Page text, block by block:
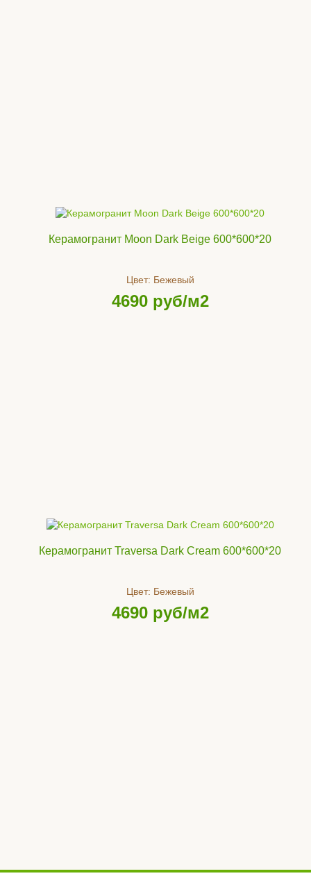
Керамогранит Moon Dark Beige 600*600*20
Цвет: Бежевый
4690 руб/м2
Керамогранит Traversa Dark Cream 600*600*20
Цвет: Бежевый
4690 руб/м2